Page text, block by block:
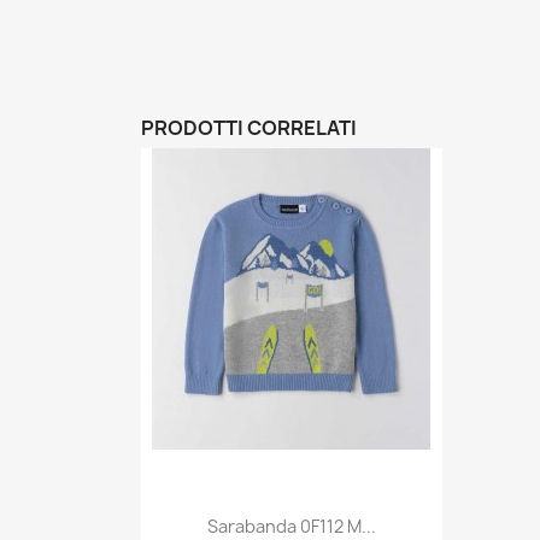
PRODOTTI CORRELATI
Sarabanda 0F112 M...